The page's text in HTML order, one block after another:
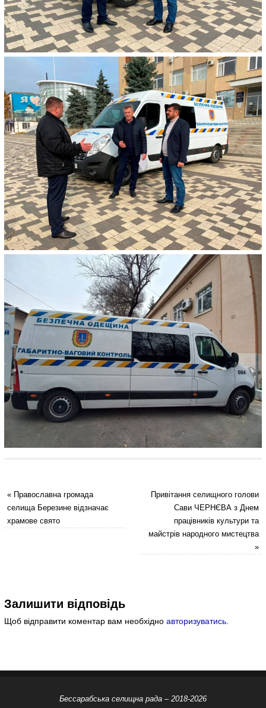
«Православна громада
селища Березине відзначає
храмове свято
Привітання селищного голови
Сави ЧЕРНЄВА з Днем
працівників культури та
майстрів народного мистецтва
»
Залишити відповідь
Щоб відправити коментар вам необхідноавторизуватись
Бессарабська селищна рада – 2018-2026